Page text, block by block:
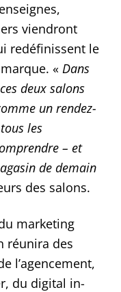
viendront
redéfinissent le
«Dans
deux salons
un rendez-
les
– et
de demain
des salons.
marketing
réunira des
l’agencement,
du digital in-